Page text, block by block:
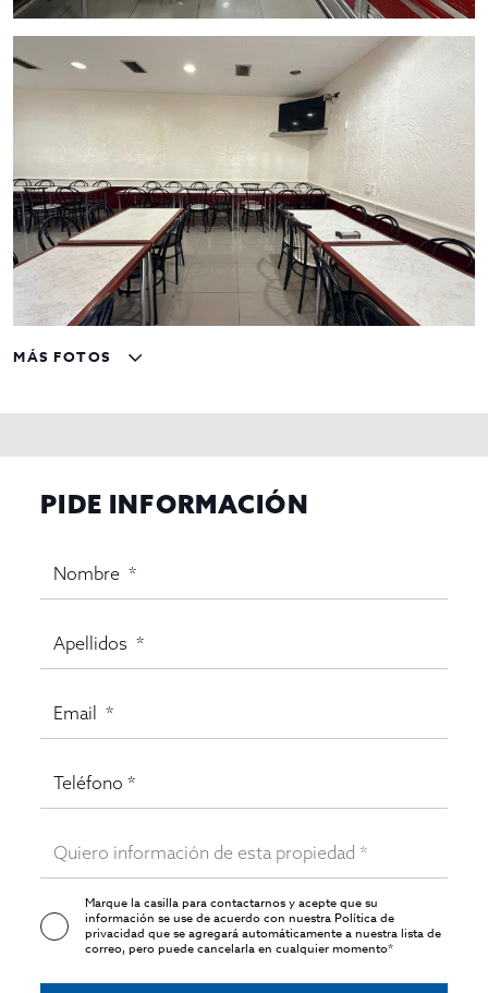
MÁS FOTOS
PIDE INFORMACIÓN
Marque la casilla para contactarnos y acepte que su
información se use de acuerdo con nuestraPolítica de
privacidadque se agregará automáticamente a nuestra lista de
correo, pero puede cancelarla en cualquier momento*